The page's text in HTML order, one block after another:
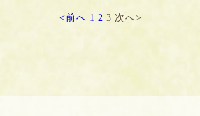
<前へ 1 2 3 次へ>